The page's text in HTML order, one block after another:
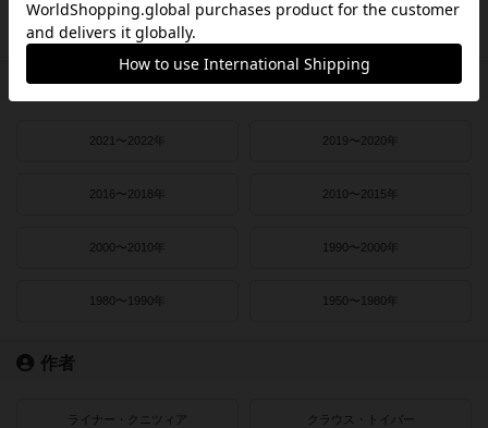
3～4人用
発売時期
2021〜2022年 2019〜2020年
2016〜2018年 2010〜2015年
2000〜2010年 1990〜2000年
1980〜1990年 1950〜1980年
作者
ライナー・クニツィア クラウス・トイバー